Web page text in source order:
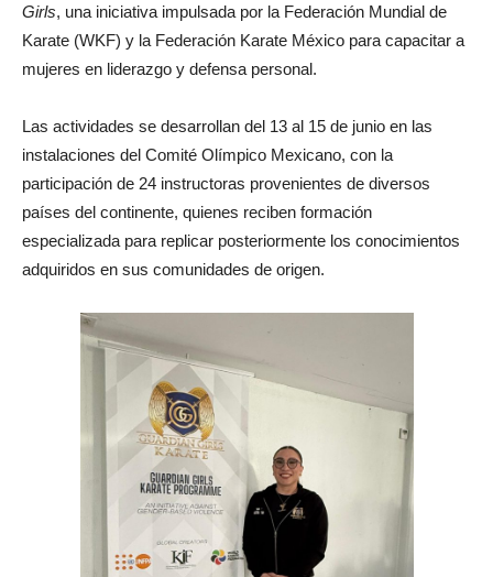
Girls, una iniciativa impulsada por la Federación Mundial de
Karate (WKF) y la Federación Karate México para capacitar a
mujeres en liderazgo y defensa personal.
Las actividades se desarrollan del 13 al 15 de junio en las
instalaciones del Comité Olímpico Mexicano, con la
participación de 24 instructoras provenientes de diversos
países del continente, quienes reciben formación
especializada para replicar posteriormente los conocimientos
adquiridos en sus comunidades de origen.